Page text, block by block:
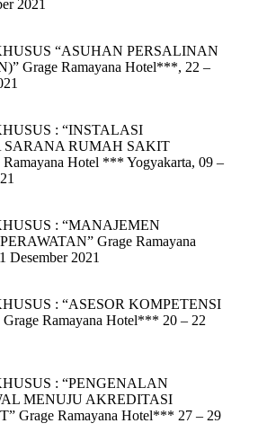
2021
“ASUHAN PERSALINAN
Grage Ramayana Hotel***, 22 –
: “INSTALASI
SARANA RUMAH SAKIT
Ramayana Hotel *** Yogyakarta, 09 –
: “MANAJEMEN
Grage Ramayana
2021
: “ASESOR KOMPETENSI
Ramayana Hotel*** 20 – 22
: “PENGENALAN
MENUJU AKREDITASI
Grage Ramayana Hotel*** 27 – 29